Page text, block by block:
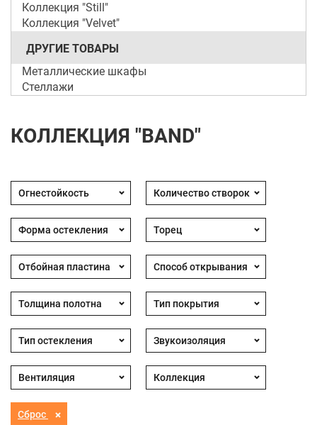
Коллекция "Still"
Коллекция "Velvet"
ДРУГИЕ ТОВАРЫ
Металлические шкафы
Стеллажи
КОЛЛЕКЦИЯ "BAND"
Сброс